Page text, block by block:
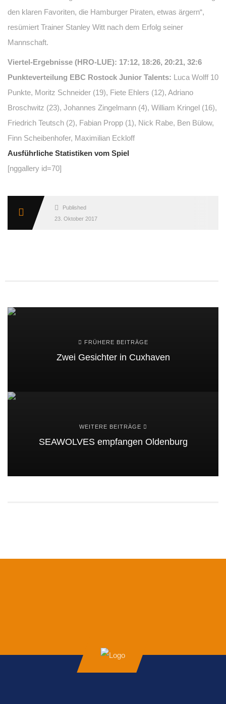
den klaren Favoriten, die Hamburger Piraten, etwas ärgern“,
resümiert Trainer Stanley Witt nach dem Erfolg seiner
Mannschaft.
Viertel-Ergebnisse (HRO-LUE): 17:12, 18:26, 20:21, 32:6
Punkteverteilung EBC Rostock Junior Talents: Luca Wolff 10
Punkte, Moritz Schneider (19), Fiete Ehlers (12), Adriano
Broschwitz (23), Johannes Zingelmann (4), William Kringel (16),
Friedrich Teutsch (2), Fabian Propp (1), Nick Rabe, Ben Bülow,
Finn Scheibenhofer, Maximilian Eckloff
Ausführliche Statistiken vom Spiel
[nggallery id=70]
Published
23. Oktober 2017
FRÜHERE BEITRÄGE
Zwei Gesichter in Cuxhaven
WEITERE BEITRÄGE
SEAWOLVES empfangen Oldenburg